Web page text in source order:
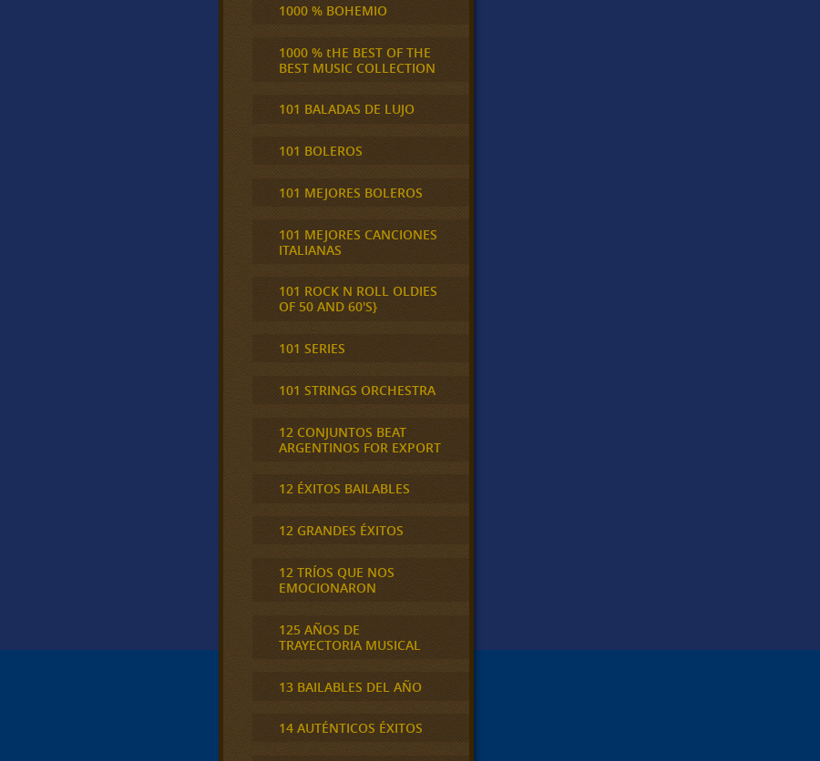
1000 % BOHEMIO
1000 % tHE BEST OF THE
BEST MUSIC COLLECTION
101 BALADAS DE LUJO
101 BOLEROS
101 MEJORES BOLEROS
101 MEJORES CANCIONES
ITALIANAS
101 ROCK N ROLL OLDIES
OF 50 AND 60'S}
101 SERIES
101 STRINGS ORCHESTRA
12 CONJUNTOS BEAT
ARGENTINOS FOR EXPORT
12 ÉXITOS BAILABLES
12 GRANDES ÉXITOS
12 TRÍOS QUE NOS
EMOCIONARON
125 AÑOS DE
TRAYECTORIA MUSICAL
13 BAILABLES DEL AÑO
14 AUTÉNTICOS ÉXITOS